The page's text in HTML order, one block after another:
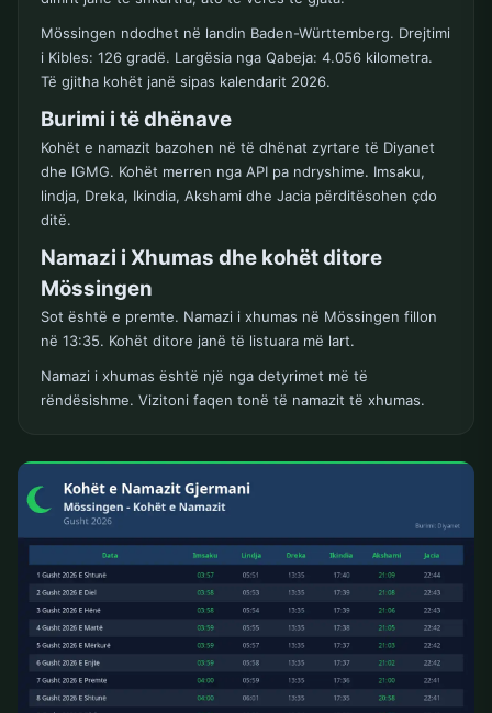
Mössingen ndodhet në landin Baden-Württemberg. Drejtimi
i Kibles: 126 gradë. Largësia nga Qabeja: 4.056 kilometra.
Të gjitha kohët janë sipas kalendarit 2026.
Burimi i të dhënave
Kohët e namazit bazohen në të dhënat zyrtare të Diyanet
dhe IGMG. Kohët merren nga API pa ndryshime. Imsaku,
lindja, Dreka, Ikindia, Akshami dhe Jacia përditësohen çdo
ditë.
Namazi i Xhumas dhe kohët ditore
Mössingen
Sot është e premte. Namazi i xhumas në Mössingen fillon
në 13:35. Kohët ditore janë të listuara më lart.
Namazi i xhumas është një nga detyrimet më të
rëndësishme. Vizitoni faqen tonë të namazit të xhumas.